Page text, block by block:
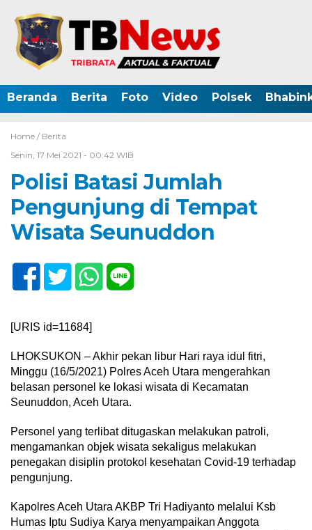
Beranda Berita Foto Video Polsek
Home / Berita
Senin, 17 Mei 2021 - 00:42 WIB
Polisi Batasi Jumlah
Pengunjung di Tempat
Wisata Seunuddon
[URIS id=11684]
LHOKSUKON – Akhir pekan libur Hari raya idul fitri,
Minggu (16/5/2021) Polres Aceh Utara mengerahkan
belasan personel ke lokasi wisata di Kecamatan
Seunuddon, Aceh Utara.
Personel yang terlibat ditugaskan melakukan patroli,
mengamankan objek wisata sekaligus melakukan
penegakan disiplin protokol kesehatan Covid-19 terhadap
pengunjung.
Kapolres Aceh Utara AKBP Tri Hadiyanto melalui Ksb
Humas Iptu Sudiya Karya menyampaikan Anggota